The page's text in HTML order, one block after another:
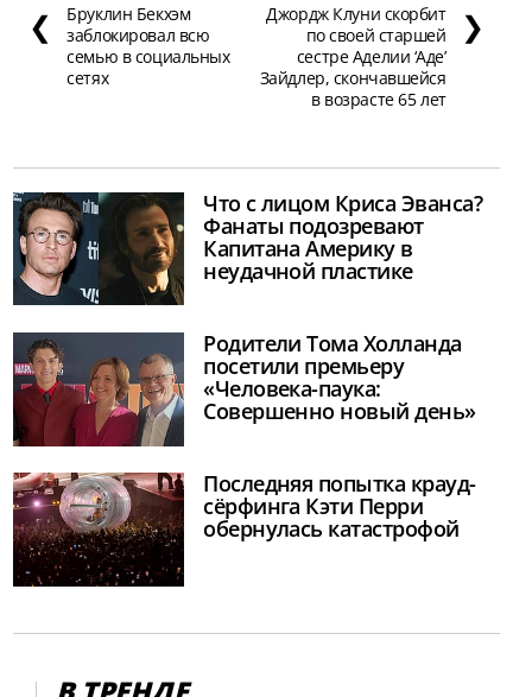
❮
Бруклин Бекхэм
заблокировал всю
семью в социальных
сетях
Джордж Клуни скорбит
по своей старшей
сестре Аделии ‘Аде’
Зайдлер, скончавшейся
в возрасте 65 лет
❯
Что с лицом Криса Эванса?
Фанаты подозревают
Капитана Америку в
неудачной пластике
Родители Тома Холланда
посетили премьеру
«Человека-паука:
Совершенно новый день»
Последняя попытка крауд-
сёрфинга Кэти Перри
обернулась катастрофой